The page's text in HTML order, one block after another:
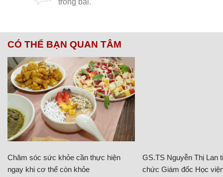
CÓ THỂ BẠN QUAN TÂM
Chăm sóc sức khỏe cần thực hiện
ngay khi cơ thể còn khỏe
GS.TS Nguyễn Thị Lan
chức Giám đốc Học